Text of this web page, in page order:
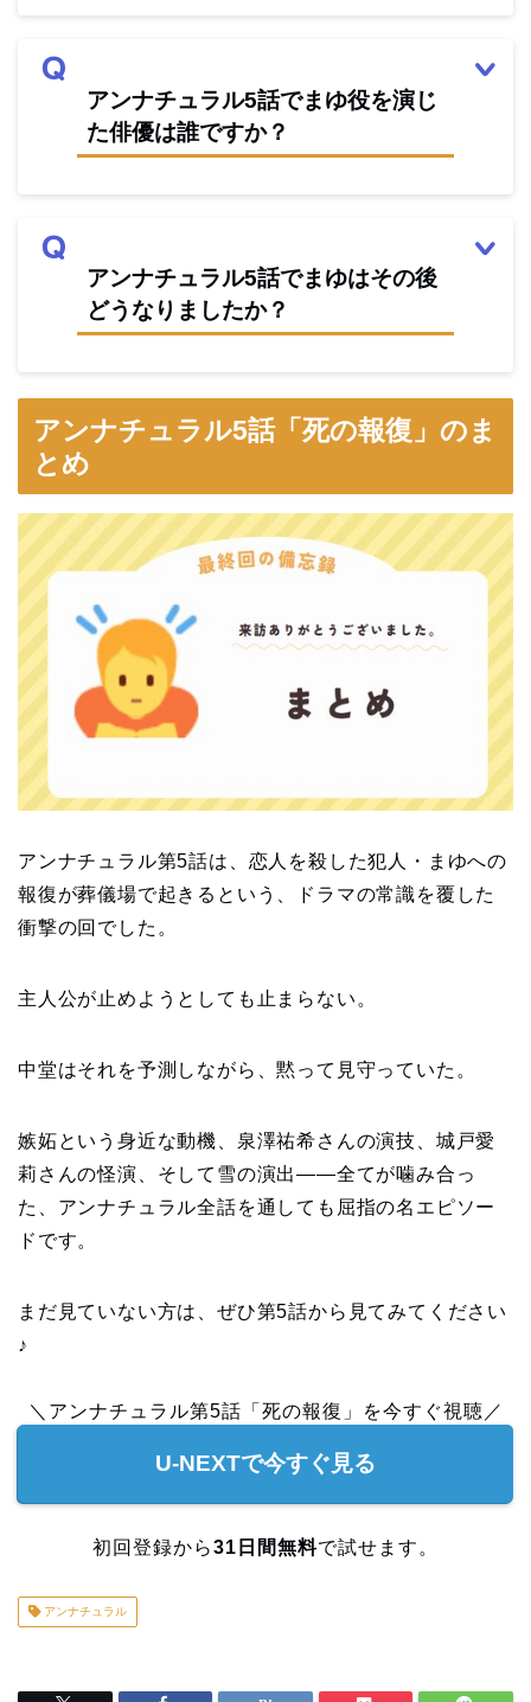
アンナチュラル5話でまゆ役を演じ
た俳優は誰ですか？
アンナチュラル5話でまゆはその後
どうなりましたか？
アンナチュラル5話「死の報復」のま
とめ
アンナチュラル第5話は、恋人を殺した犯人・まゆへの
報復が葬儀場で起きるという、ドラマの常識を覆した
衝撃の回でした。
主人公が止めようとしても止まらない。
中堂はそれを予測しながら、黙って見守っていた。
嫉妬という身近な動機、泉澤祐希さんの演技、城戸愛
莉さんの怪演、そして雪の演出——全てが噛み合っ
た、アンナチュラル全話を通しても屈指の名エピソー
ドです。
まだ見ていない方は、ぜひ第5話から見てみてください
♪
＼アンナチュラル第5話「死の報復」を今すぐ視聴／
U-NEXTで今すぐ見る
初回登録から31日間無料で試せます。
アンナチュラル